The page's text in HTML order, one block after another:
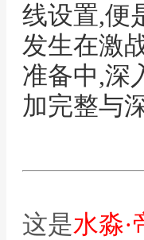
线设置,便
发生在激
准备中,深
加完整与
这是水淼·